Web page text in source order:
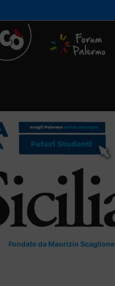
Fondato da Maurizio Scaglione